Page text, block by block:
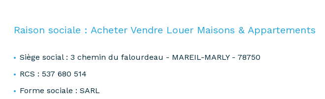
nous
recherche
acheter
biens
locative
vendre
mon
Raison sociale : Acheter Vendre Louer Maisons & Appartements
Siège social : 3 chemin du falourdeau - MAREIL-MARLY - 78750
RCS : 537 680 514
Forme sociale : SARL